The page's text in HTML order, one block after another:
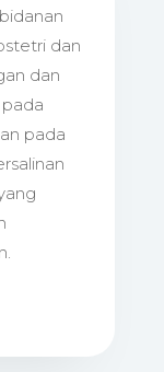
dan
dan
pada